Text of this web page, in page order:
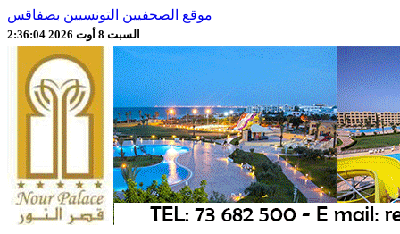
موقع الصحفيين التونسيين بصفاقس
السبت 8 أوت 2026 2:36:06